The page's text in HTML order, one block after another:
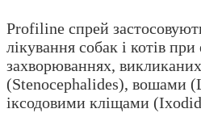
Profiline спрей
лікування собак і котів
захворюваннях,
(Stenocephalides), вошами
іксодовими кліщами